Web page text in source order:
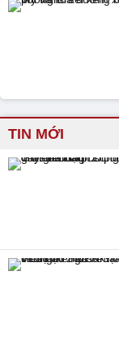
TIN MỚI